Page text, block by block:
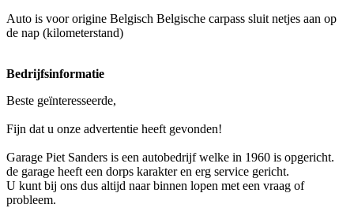
Auto is voor origine Belgisch Belgische carpass sluit netjes aan op
de nap (kilometerstand)
Bedrijfsinformatie
Beste geïnteresseerde,
Fijn dat u onze advertentie heeft gevonden!
Garage Piet Sanders is een autobedrijf welke in 1960 is opgericht.
de garage heeft een dorps karakter en erg service gericht.
U kunt bij ons dus altijd naar binnen lopen met een vraag of
probleem.